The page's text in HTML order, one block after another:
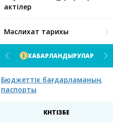
актілер
Мәслихат тарихы
ХАБАРЛАНДЫРУЛАР
Бюджеттік бағдарламаның
паспорты
КҮНТІЗБЕ